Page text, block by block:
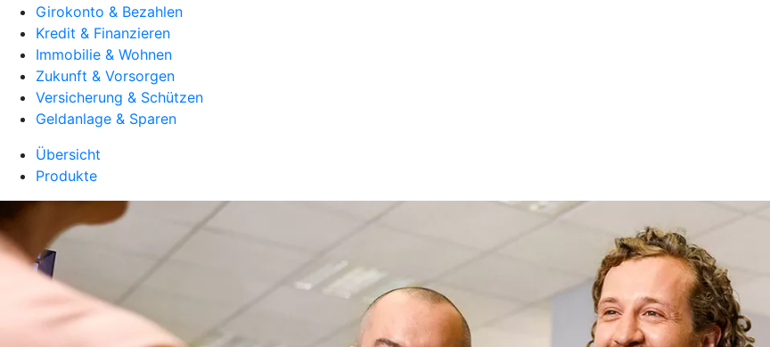
Girokonto & Bezahlen
Kredit & Finanzieren
Immobilie & Wohnen
Zukunft & Vorsorgen
Versicherung & Schützen
Geldanlage & Sparen
Übersicht
Produkte